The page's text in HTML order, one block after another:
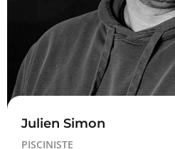
Julien Simon
PISCINISTE